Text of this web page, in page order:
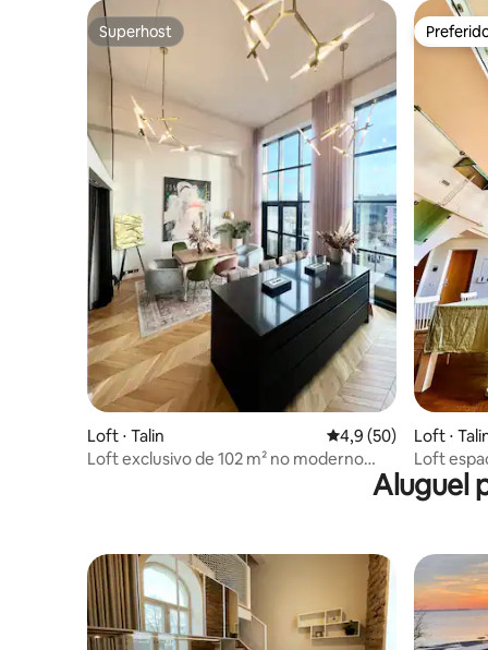
Superhost
Superhost
Loft ⋅ Talin 4,9 de uma
4,9 (50)
Loft exclusivo de 102 m² no moderno
Loft ⋅
Loft
Aluguel